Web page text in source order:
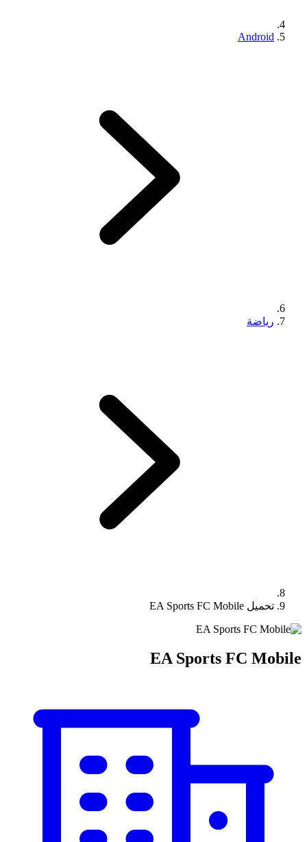
Android
رياضة
تحميل EA Sports FC Mobile
EA Sports FC Mobile